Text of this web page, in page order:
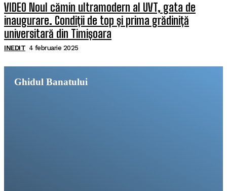
VIDEO Noul cămin ultramodern al UVT, gata de
inaugurare. Condiții de top și prima grădiniță
universitară din Timișoara
INEDIT 4 februarie 2025
Ghidul Banatului